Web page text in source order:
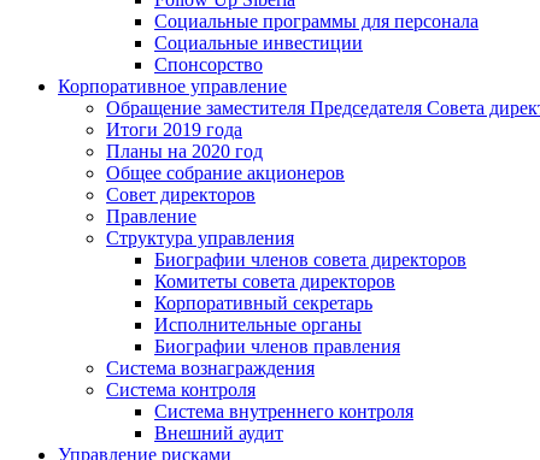
Социальные программы для персонала
Социальные инвестиции
Спонсорство
Корпоративное управление
Обращение заместителя Председателя Совета
Итоги 2019 года
Планы на 2020 год
Общее собрание акционеров
Совет директоров
Правление
Структура управления
Биографии членов совета директоров
Комитеты совета директоров
Корпоративный секретарь
Исполнительные органы
Биографии членов правления
Система вознаграждения
Система контроля
Система внутреннего контроля
Внешний аудит
Управление рисками